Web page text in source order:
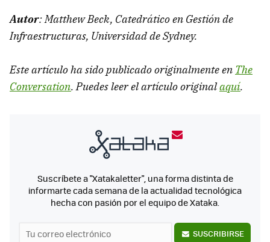
Autor: Matthew Beck, Catedrático en Gestión de
Infraestructuras, Universidad de Sydney.
Este artículo ha sido publicado originalmente en The
Conversation. Puedes leer el artículo originalaquí.
Suscríbete a "Xatakaletter", una forma distinta de
informarte cada semana de la actualidad tecnológica
hecha con pasión por el equipo de Xataka.
SUSCRIBIRSE